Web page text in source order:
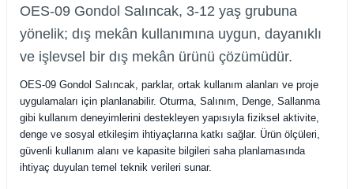
OES-09 Gondol Salıncak, 3-12 yaş grubuna
yönelik; dış mekân kullanımına uygun, dayanıklı
ve işlevsel bir dış mekân ürünü çözümüdür.
OES-09 Gondol Salıncak, parklar, ortak kullanım alanları ve proje
uygulamaları için planlanabilir. Oturma, Salınım, Denge, Sallanma
gibi kullanım deneyimlerini destekleyen yapısıyla fiziksel aktivite,
denge ve sosyal etkileşim ihtiyaçlarına katkı sağlar. Ürün ölçüleri,
güvenli kullanım alanı ve kapasite bilgileri saha planlamasında
ihtiyaç duyulan temel teknik verileri sunar.